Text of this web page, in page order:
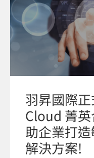
羽昇國際
Cloud 菁
助企業打
解決方案!